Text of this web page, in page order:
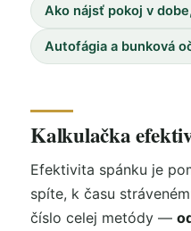
Ako nájsť pokoj v
Autofágia a bunková
Kalkulačka
Efektivita spánku je
spíte, k času
číslo celej metódy —